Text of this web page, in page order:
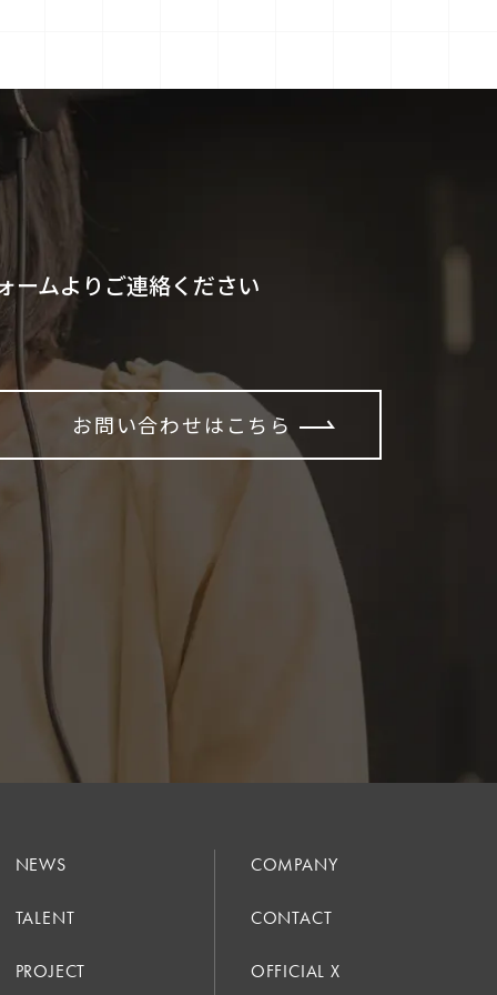
ームよりご連絡ください
お問い合わせはこちら
NEWS
TALENT
PROJECT
COMPANY
CONTACT
OFFICIAL X